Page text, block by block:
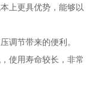
上更具优势，能够以
调节带来的便利。
使用寿命较长，非常